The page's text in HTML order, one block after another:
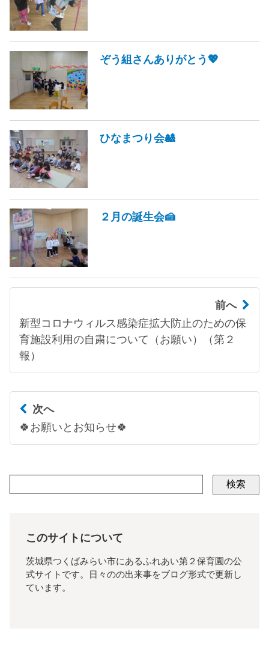
ぞう組さんありがとう💖
ひなまつり会🎎
２月の誕生会🍰
前へ
新型コロナウィルス感染症拡大防止のための保
育施設利用の自粛について（お願い）（第２
報）
次へ
🍀お願いとお知らせ🍀
検索
このサイトについて
茨城県つくばみらい市にあるふれあい第２保育園の公
式サイトです。日々のの出来事をブログ形式で更新し
ています。